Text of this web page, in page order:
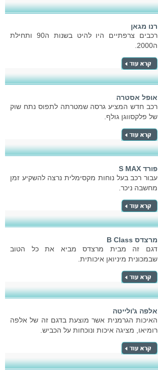
רנו מגאן
רכבים צרפתיים היו להיט בשנות ה90 ותחילת
ה2000.
אופל אסטרה
רכב חדש המציע גרסה שמטרתה לתפוס נתח שוק
של פלקסווגן גולף.
פורד S MAX
עבור רכב בעל נוחות מקסימלית נרצה להשקיע זמן
מחשבה ניכר.
מרצדס B Class
דגם זה מבית מרצדס מביא את כל הטוב
שבמכונית מיניואן איכותית.
אלפה ג'ולייטה
האיכות הגרמנית אשר מוצעת בדגם זה של אלפה
רומיאו, מציגה איכות ונוכחות על הכביש.